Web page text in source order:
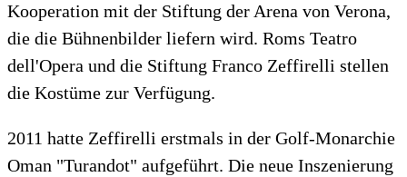
Kooperation mit der Stiftung der Arena von Verona,
die die Bühnenbilder liefern wird. Roms Teatro
dell'Opera und die Stiftung Franco Zeffirelli stellen
die Kostüme zur Verfügung.
2011 hatte Zeffirelli erstmals in der Golf-Monarchie
Oman "Turandot" aufgeführt. Die neue Inszenierung